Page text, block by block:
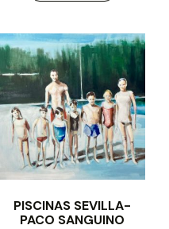
PISCINAS SEVILLA-
PACO SANGUINO